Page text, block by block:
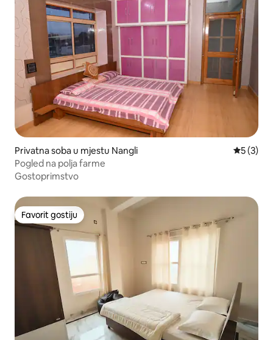
Privatna soba u mjestu Nangli
5 (3)
Pogled na polja farme
Gostoprimstvo
Favorit gostiju
Favorit gostiju